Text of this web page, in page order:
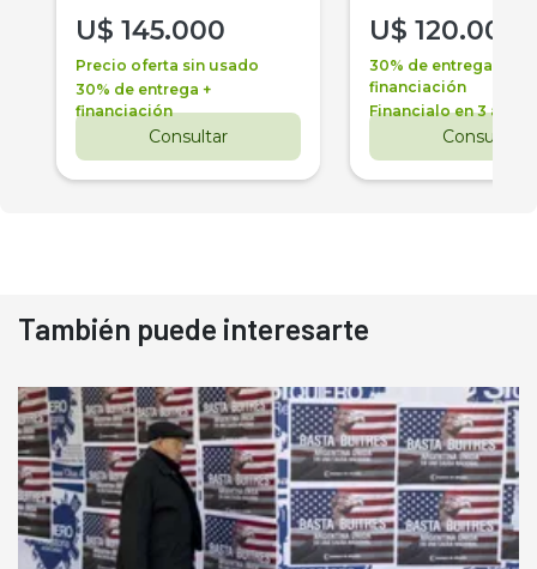
U$ 145.000
Precio oferta sin usado
30% de entrega +
financiación
Consultar
U$ 120.000
30% de entrega +
financiación
Financialo en 3 años
Consultar
También puede interesarte